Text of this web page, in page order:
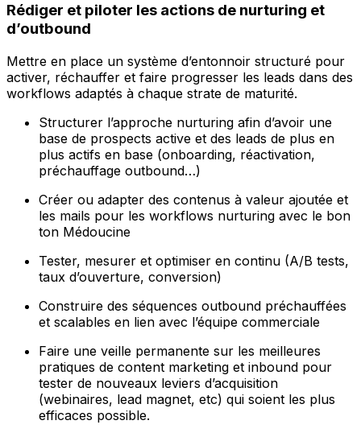
Rédiger et piloter les actions de nurturing et
d’outbound
Mettre en place un système d’entonnoir structuré pour
activer, réchauffer et faire progresser les leads dans des
workflows adaptés à chaque strate de maturité.
Structurer l’approche nurturing afin d’avoir une
base de prospects active et des leads de plus en
plus actifs en base (onboarding, réactivation,
préchauffage outbound…)
Créer ou adapter des contenus à valeur ajoutée et
les mails pour les workflows nurturing avec le bon
ton Médoucine
Tester, mesurer et optimiser en continu (A/B tests,
taux d’ouverture, conversion)
Construire des séquences outbound préchauffées
et scalables en lien avec l’équipe commerciale
Faire une veille permanente sur les meilleures
pratiques de content marketing et inbound pour
tester de nouveaux leviers d’acquisition
(webinaires, lead magnet, etc) qui soient les plus
efficaces possible.